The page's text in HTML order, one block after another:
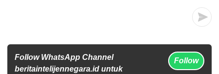
Follow WhatsApp Channel
beritaintelijennegara.id untuk
Follow